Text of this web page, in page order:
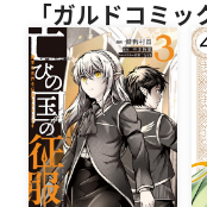
コミックエッセイ
ポケットモンスター
アニメ
ゲーム
企業
会社概要
採用情報
アクセス
オーバーラップホール
「ガルドコミッ